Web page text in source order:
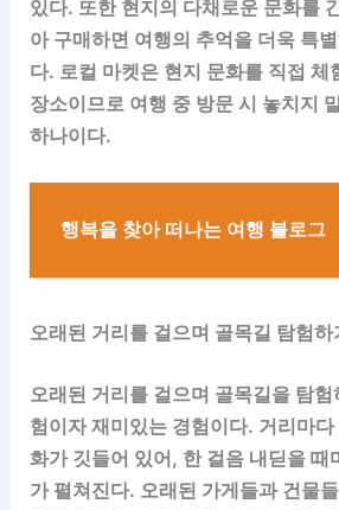
있다. 또한 현지의 다채로운 문화를
아 구매하면 여행의 추억을 더욱 특
다. 로컬 마켓은 현지 문화를 직접 체
장소이므로 여행 중 방문 시 놓치지
하나이다.
행복을 찾아 떠나는 여행 블로그
오래된 거리를 걸으며 골목길 탐험하
오래된 거리를 걸으며 골목길을 탐
험이자 재미있는 경험이다. 거리마
화가 깃들어 있어, 한 걸음 내딛을 때
가 펼쳐진다. 오래된 가게들과 건물